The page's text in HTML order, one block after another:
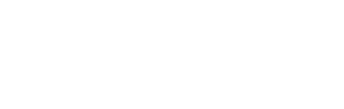
sanften Einstieg in die Meditation benötigst, steht in meinem neuen E-